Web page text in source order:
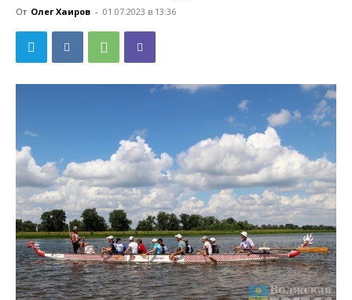
От Олег Хаиров - 01.07.2023 в 13:36